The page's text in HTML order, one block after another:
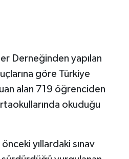
Derneğinden yapılan
göre Türkiye
alan 719 öğrenciden
okuduğu
yıllardaki sınav